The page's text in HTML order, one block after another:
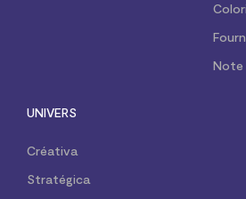
Note
UNIVERS
Créativa
Stratégica